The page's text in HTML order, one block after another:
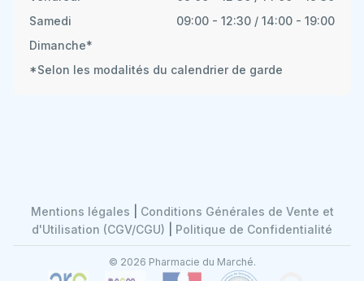
Samedi
09:00 - 12:30 / 14:00 - 19:00
Dimanche*
*Selon les modalités du calendrier de garde
Mentions légales
Conditions Générales de Vente et
d'Utilisation (CGV/CGU)
Politique de Confidentialité
© 2026 Pharmacie du Marché.